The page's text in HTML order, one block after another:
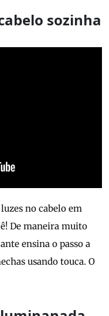
sozinha
no cabelo em
De maneira muito
ensina o passo a
usando touca. O